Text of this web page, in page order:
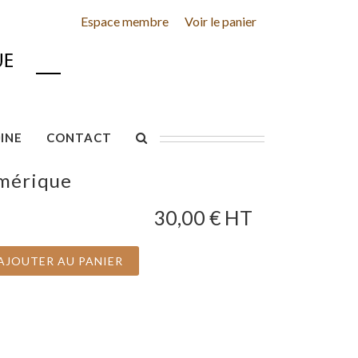
Espace membre Voir le panier
CONTACT
30,00 € HT
AU PANIER